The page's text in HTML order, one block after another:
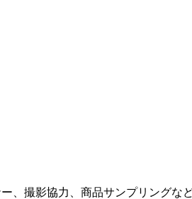
、撮影協力、商品サンプリングな